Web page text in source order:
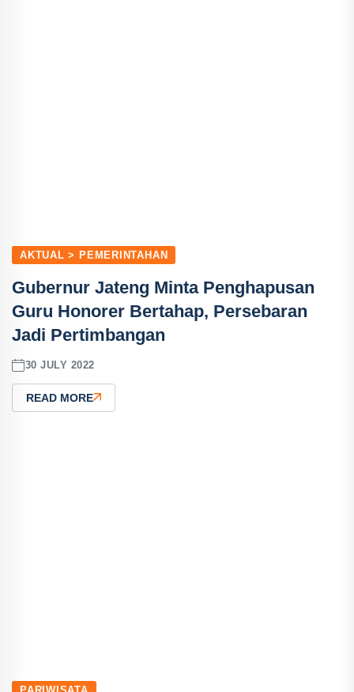
AKTUAL > PEMERINTAHAN
Gubernur Jateng Minta Penghapusan
Guru Honorer Bertahap, Persebaran
Jadi Pertimbangan
30 JULY 2022
READ MORE